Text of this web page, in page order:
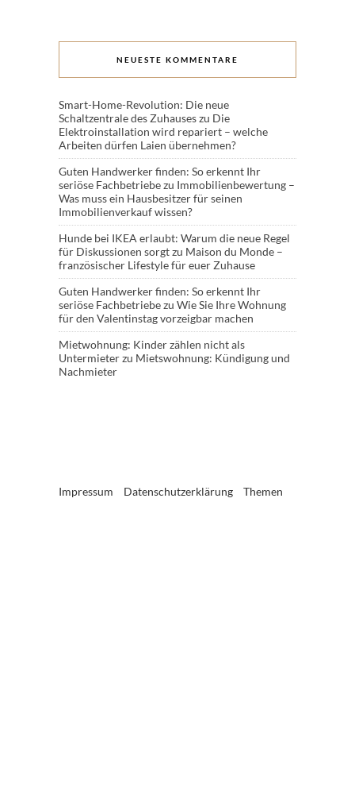
NEUESTE KOMMENTARE
Smart-Home-Revolution: Die neue
Schaltzentrale des Zuhauseszu Die
Elektroinstallation wird repariert – welche
Arbeiten dürfen Laien übernehmen?
Guten Handwerker finden: So erkennt Ihr
seriöse Fachbetriebezu Immobilienbewertung –
Was muss ein Hausbesitzer für seinen
Immobilienverkauf wissen?
Hunde bei IKEA erlaubt: Warum die neue Regel
für Diskussionen sorgtzu Maison du Monde –
französischer Lifestyle für euer Zuhause
Guten Handwerker finden: So erkennt Ihr
seriöse Fachbetriebezu Wie Sie Ihre Wohnung
für den Valentinstag vorzeigbar machen
Mietwohnung: Kinder zählen nicht als
Untermieterzu Mietswohnung: Kündigung und
Nachmieter
Impressum Datenschutzerklärung Themen